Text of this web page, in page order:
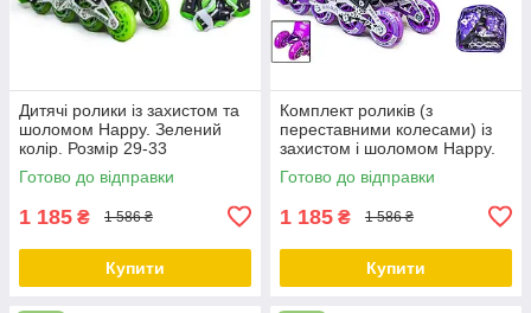
Дитячі ролики із захистом та
шоломом Happy. Зелений
колір. Розмір 29-33
Готово до відправки
1 185 ₴ 1 586 ₴
Купити
Комплект роликів (з
переставними колесами) із
захистом і шоломом Happy.
Фіолетовий комплект. Розмір
29-33
Готово до відправки
1 185 ₴ 1 586 ₴
Купити